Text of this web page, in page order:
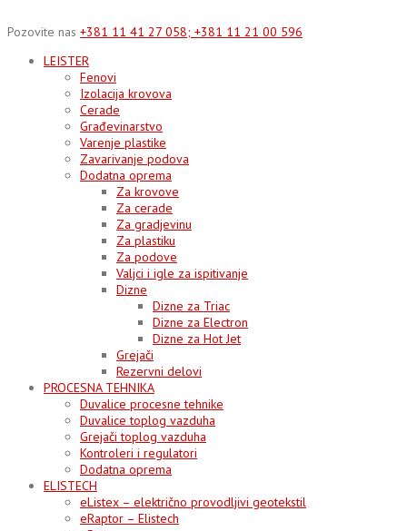
to
Pozovite nas +381 11 41 27 058; +381 11 21 00 596
LEISTER
Fenovi
Izolacija krovova
Cerade
Građevinarstvo
Varenje plastike
Zavarivanje podova
Dodatna oprema
Za krovove
Za cerade
Za gradjevinu
Za plastiku
Za podove
Valjci i igle za ispitivanje
Dizne
Dizne za Triac
Dizne za Electron
Dizne za Hot Jet
Grejači
Rezervni delovi
PROCESNA TEHNIKA
Duvalice procesne tehnike
Duvalice toplog vazduha
Grejači toplog vazduha
Kontroleri i regulatori
Dodatna oprema
ELISTECH
eListex – električno provodljivi geotekstil
eRaptor – Elistech